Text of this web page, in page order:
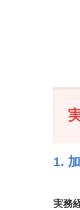
1.
実務